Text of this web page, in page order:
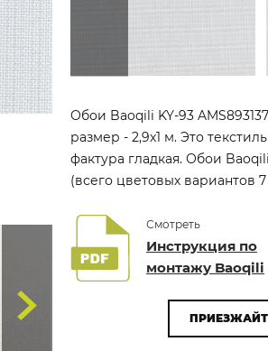
Обои Baoqili KY-93
размер - 2,9x1 м. Это
фактура гладкая. Обои
(всего цветовых вариантов
Смотреть
Инструкция по
монтажу Baoqili